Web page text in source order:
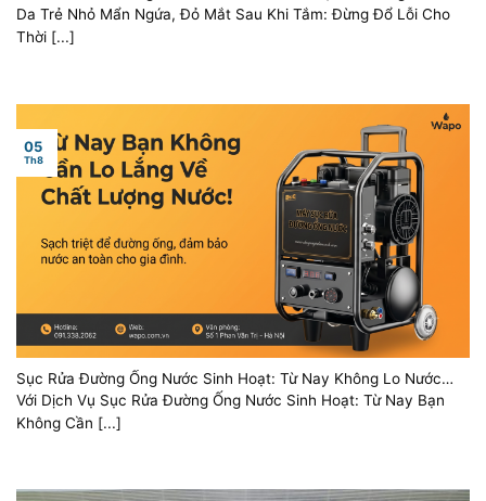
Da Trẻ Nhỏ Mẩn Ngứa, Đỏ Mắt Sau Khi Tắm: Đừng Đổ Lỗi Cho
Thời [...]
Sục Rửa Đường Ống Nước Sinh Hoạt: Từ Nay Không Lo Nước
Bẩn!
Với Dịch Vụ Sục Rửa Đường Ống Nước Sinh Hoạt: Từ Nay Bạn
Không Cần [...]
05
Th8